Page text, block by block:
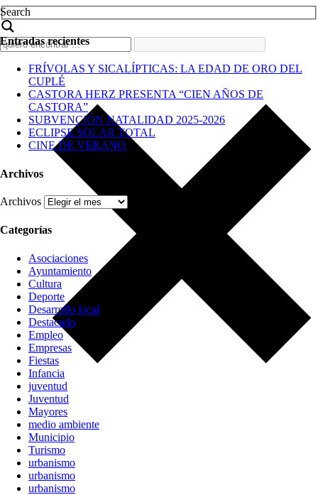
Search
Entradas recientes
FRÍVOLAS Y SICALÍPTICAS: LA EDAD DE ORO DEL
CUPLÉ
CASTORA HERZ PRESENTA “CIEN AÑOS DE
CASTORA”
SUBVENCIÓN NATALIDAD 2025-2026
ECLIPSE SOLAR TOTAL
CINE DE VERANO
Archivos
Archivos
Categorías
Asociaciones
Ayuntamiento
Cultura
Deporte
Desarrollo local
Destacado
Empleo
Empresas
Fiestas
Infancia
juventud
Juventud
Mayores
medio ambiente
Municipio
Turismo
urbanismo
urbanismo
urbanismo